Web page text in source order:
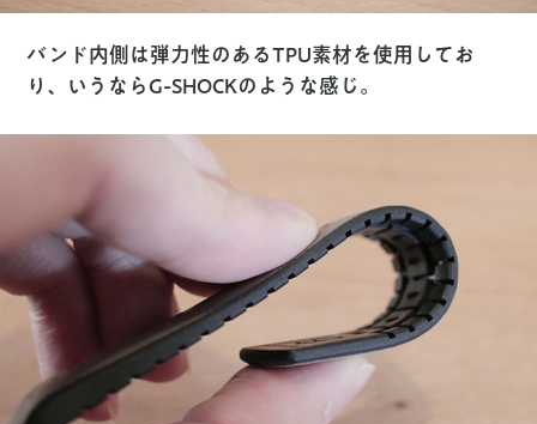
バンド内側は弾力性のあるTPU素材を使用してお
り、いうならG-SHOCKのような感じ。